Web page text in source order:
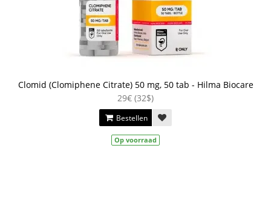
Clomid (Clomiphene Citrate) 50 mg, 50 tab - Hilma Biocare
29€ (32$)
Bestellen
Op voorraad